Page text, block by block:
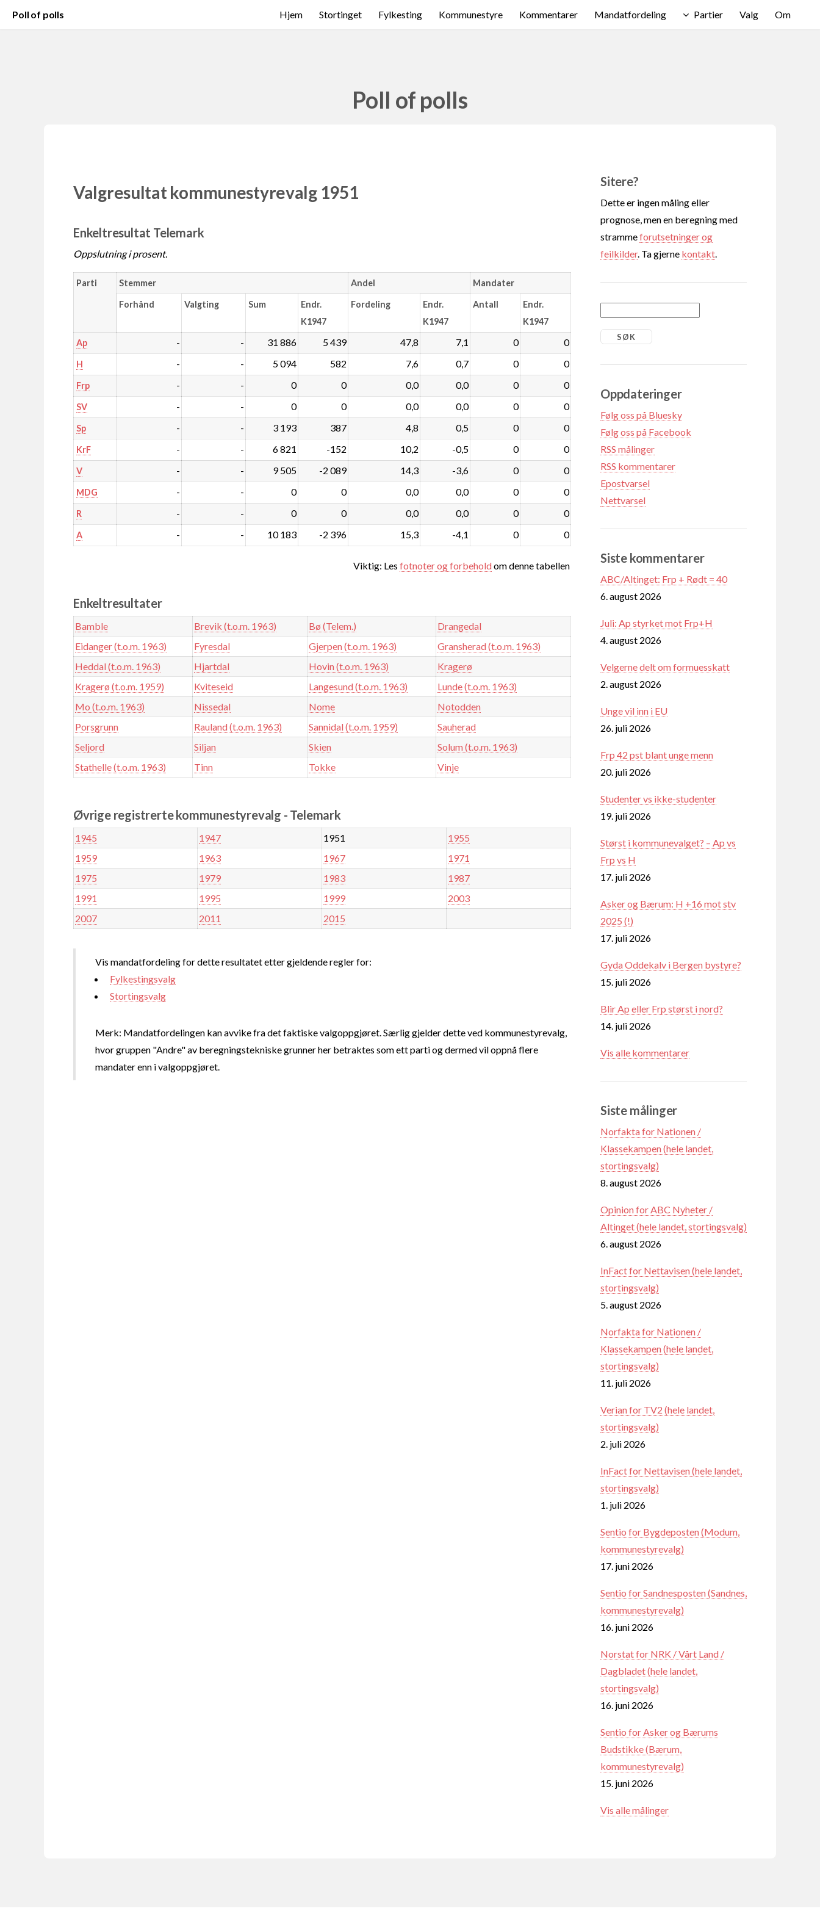
Poll of polls Hjem Stortinget Fylkesting Kommunestyre Kommentarer Mandatfordeling Partier Valg Om
Poll of polls
Valgresultat kommunestyrevalg 1951
Enkeltresultat Telemark
Oppslutning i prosent.
Parti Stemmer Andel Mandater
Forhånd Valgting Sum
Endr.
K1947
Fordeling
Endr.
K1947
Antall
Endr.
K1947
Ap - - 31 886 5 439 47,8 7,1 0 0
H - - 5 094 582 7,6 0,7 0 0
Frp - - 0 0 0,0 0,0 0 0
SV - - 0 0 0,0 0,0 0 0
Sp - - 3 193 387 4,8 0,5 0 0
KrF - - 6 821 -152 10,2 -0,5 0 0
V - - 9 505 -2 089 14,3 -3,6 0 0
MDG - - 0 0 0,0 0,0 0 0
R - - 0 0 0,0 0,0 0 0
A - - 10 183 -2 396 15,3 -4,1 0 0
Viktig: Les fotnoter og forbeholdom denne tabellen
Enkeltresultater
Bamble Brevik (t.o.m. 1963) Bø (Telem.)
Drangedal
Eidanger (t.o.m. 1963)
Fyresdal Gjerpen (t.o.m. 1963)
Gransherad (t.o.m. 1963)
Heddal (t.o.m. 1963)
Hjartdal Hovin (t.o.m. 1963)
Kragerø
Kragerø (t.o.m. 1959)
Kviteseid Langesund (t.o.m. 1963)
Lunde (t.o.m. 1963)
Mo (t.o.m. 1963)
Nissedal Nome
Notodden
Porsgrunn
Rauland (t.o.m. 1963) Sannidal (t.o.m. 1959)
Sauherad
Seljord
Siljan Skien
Solum (t.o.m. 1963)
Stathelle (t.o.m. 1963)
Tinn Tokke Vinje
Øvrige registrerte kommunestyrevalg - Telemark
1945 1947 1951
1955
1959
1963 1967
1971
1975
1979 1983
1987
1991
1995 1999
2003
2007
2011 2015
Vis mandatfordeling for dette resultatet etter gjeldende regler for:
Fylkestingsvalg
Stortingsvalg
Merk: Mandatfordelingen kan avvike fra det faktiske valgoppgjøret. Særlig gjelder dette ved kommunestyrevalg,
hvor gruppen "Andre" av beregningstekniske grunner her betraktes som ett parti og dermed vil oppnå flere
mandater enn i valgoppgjøret.
Sitere?
Dette er ingen måling eller
prognose, men en beregning med
strammeforutsetninger og
feilkilder. Ta gjerne kontakt
Oppdateringer
Følg oss på Bluesky
Følg oss på Facebook
RSS målinger
RSS kommentarer
Epostvarsel
Nettvarsel
Siste kommentarer
ABC/Altinget: Frp + Rødt = 40
6. august 2026
Juli: Ap styrket mot Frp+H
4. august 2026
Velgerne delt om formuesskatt
2. august 2026
Unge vil inn i EU
26. juli 2026
Frp 42 pst blant unge menn
20. juli 2026
Studenter vs ikke-studenter
19. juli 2026
Størst i kommunevalget? – Ap vs
Frp vs H
17. juli 2026
Asker og Bærum: H +16 mot stv
2025 (!)
17. juli 2026
Gyda Oddekalv i Bergen bystyre?
15. juli 2026
Blir Ap eller Frp størst i nord?
14. juli 2026
Vis alle kommentarer
Siste målinger
Norfakta for Nationen /
Klassekampen (hele landet,
stortingsvalg)
8. august 2026
Opinion for ABC Nyheter /
Altinget (hele landet, stortingsvalg)
6. august 2026
InFact for Nettavisen (hele landet,
stortingsvalg)
5. august 2026
Norfakta for Nationen /
Klassekampen (hele landet,
stortingsvalg)
11. juli 2026
Verian for TV2 (hele landet,
stortingsvalg)
2. juli 2026
InFact for Nettavisen (hele landet,
stortingsvalg)
1. juli 2026
Sentio for Bygdeposten (Modum,
kommunestyrevalg)
17. juni 2026
Sentio for Sandnesposten (Sandnes,
kommunestyrevalg)
16. juni 2026
Norstat for NRK / Vårt Land /
Dagbladet (hele landet,
stortingsvalg)
16. juni 2026
Sentio for Asker og Bærums
Budstikke (Bærum,
kommunestyrevalg)
15. juni 2026
Vis alle målinger